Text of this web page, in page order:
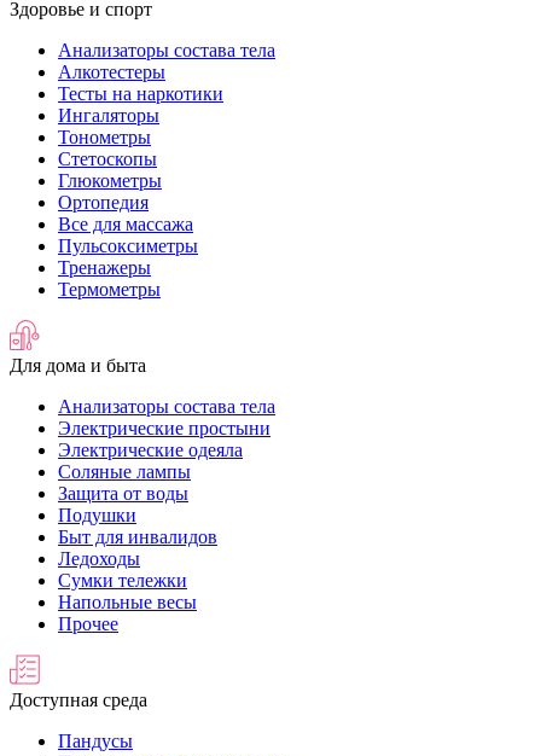
Здоровье и спорт
Анализаторы состава тела
Алкотестеры
Тесты на наркотики
Ингаляторы
Тонометры
Стетоскопы
Глюкометры
Ортопедия
Все для массажа
Пульсоксиметры
Тренажеры
Термометры
Для дома и быта
Анализаторы состава тела
Электрические простыни
Электрические одеяла
Соляные лампы
Защита от воды
Подушки
Быт для инвалидов
Ледоходы
Сумки тележки
Напольные весы
Прочее
Доступная среда
Пандусы